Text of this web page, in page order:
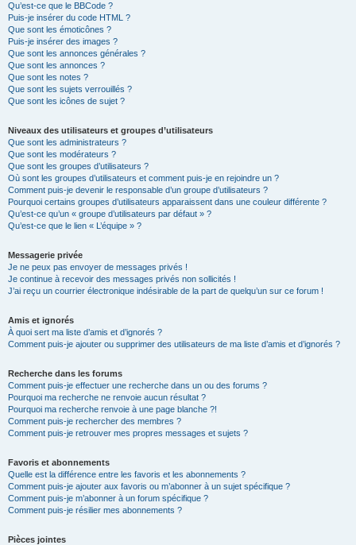
Qu’est-ce que le BBCode ?
Puis-je insérer du code HTML ?
Que sont les émoticônes ?
Puis-je insérer des images ?
Que sont les annonces générales ?
Que sont les annonces ?
Que sont les notes ?
Que sont les sujets verrouillés ?
Que sont les icônes de sujet ?
Niveaux des utilisateurs et groupes d’utilisateurs
Que sont les administrateurs ?
Que sont les modérateurs ?
Que sont les groupes d’utilisateurs ?
Où sont les groupes d’utilisateurs et comment puis-je en rejoindre un ?
Comment puis-je devenir le responsable d’un groupe d’utilisateurs ?
Pourquoi certains groupes d’utilisateurs apparaissent dans une couleur différente ?
Qu’est-ce qu’un « groupe d’utilisateurs par défaut » ?
Qu’est-ce que le lien « L’équipe » ?
Messagerie privée
Je ne peux pas envoyer de messages privés !
Je continue à recevoir des messages privés non sollicités !
J’ai reçu un courrier électronique indésirable de la part de quelqu’un sur ce forum !
Amis et ignorés
À quoi sert ma liste d’amis et d’ignorés ?
Comment puis-je ajouter ou supprimer des utilisateurs de ma liste d’amis et d’ignorés ?
Recherche dans les forums
Comment puis-je effectuer une recherche dans un ou des forums ?
Pourquoi ma recherche ne renvoie aucun résultat ?
Pourquoi ma recherche renvoie à une page blanche ?!
Comment puis-je rechercher des membres ?
Comment puis-je retrouver mes propres messages et sujets ?
Favoris et abonnements
Quelle est la différence entre les favoris et les abonnements ?
Comment puis-je ajouter aux favoris ou m’abonner à un sujet spécifique ?
Comment puis-je m’abonner à un forum spécifique ?
Comment puis-je résilier mes abonnements ?
Pièces jointes